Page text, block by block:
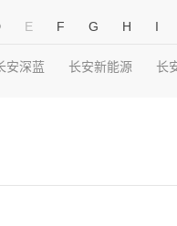
E F G H I
安深蓝 长安新能源 长